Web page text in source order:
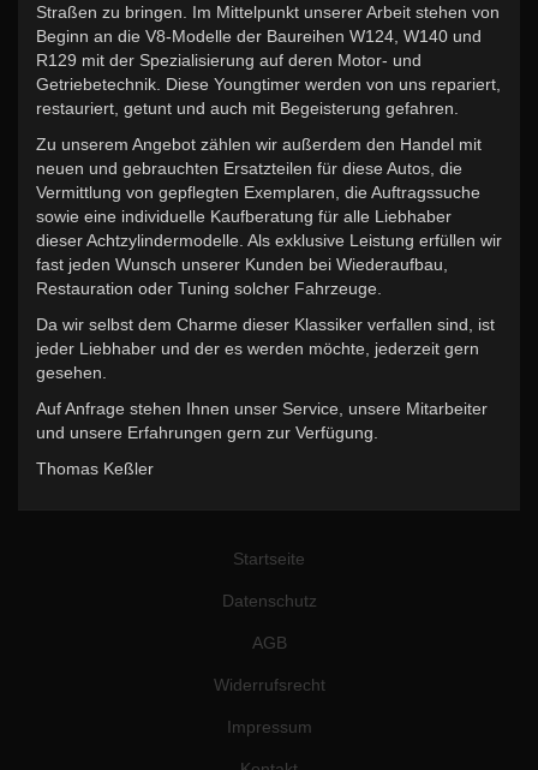
Straßen zu bringen. Im Mittelpunkt unserer Arbeit stehen von
Beginn an die V8-Modelle der Baureihen W124, W140 und
R129 mit der Spezialisierung auf deren Motor- und
Getriebetechnik. Diese Youngtimer werden von uns repariert,
restauriert, getunt und auch mit Begeisterung gefahren.
Zu unserem Angebot zählen wir außerdem den Handel mit
neuen und gebrauchten Ersatzteilen für diese Autos, die
Vermittlung von gepflegten Exemplaren, die Auftragssuche
sowie eine individuelle Kaufberatung für alle Liebhaber
dieser Achtzylindermodelle. Als exklusive Leistung erfüllen wir
fast jeden Wunsch unserer Kunden bei Wiederaufbau,
Restauration oder Tuning solcher Fahrzeuge.
Da wir selbst dem Charme dieser Klassiker verfallen sind, ist
jeder Liebhaber und der es werden möchte, jederzeit gern
gesehen.
Auf Anfrage stehen Ihnen unser Service, unsere Mitarbeiter
und unsere Erfahrungen gern zur Verfügung.
Thomas Keßler
Startseite
Datenschutz
AGB
Widerrufsrecht
Impressum